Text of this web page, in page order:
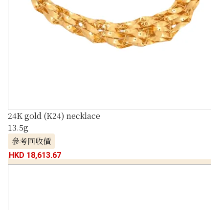
24K gold (K24) necklace
13.5g
參考回收價
HKD 18,613.67